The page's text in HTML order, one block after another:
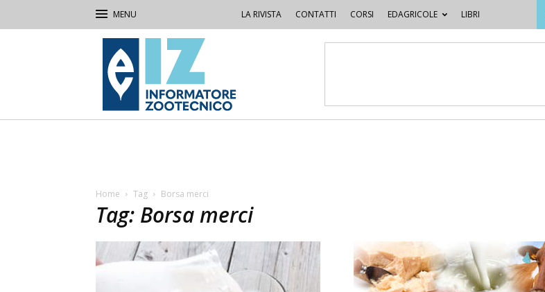
LA RIVISTA CONTATTI CORSI EDAGRICOLE LIBRI
IZ
Informatore
Zootecnico
Home Tag Borsa merci
Tag: Borsa merci